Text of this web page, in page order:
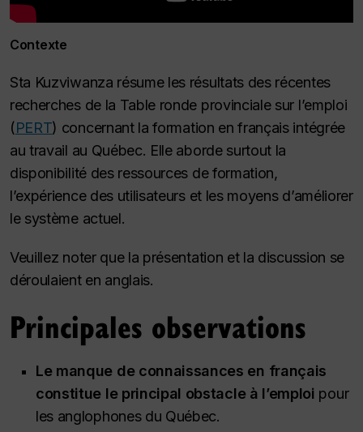
Contexte
Sta Kuzviwanza résume les résultats des récentes
recherches de la Table ronde provinciale sur l’emploi
(PERT) concernant la formation en français intégrée
au travail au Québec. Elle aborde surtout la
disponibilité des ressources de formation,
l’expérience des utilisateurs et les moyens d’améliorer
le système actuel.
Veuillez noter que la présentation et la discussion se
déroulaient en anglais.
Principales observations
Le manque de connaissances en français
constitue le principal obstacle à l’emploi pour
les anglophones du Québec.